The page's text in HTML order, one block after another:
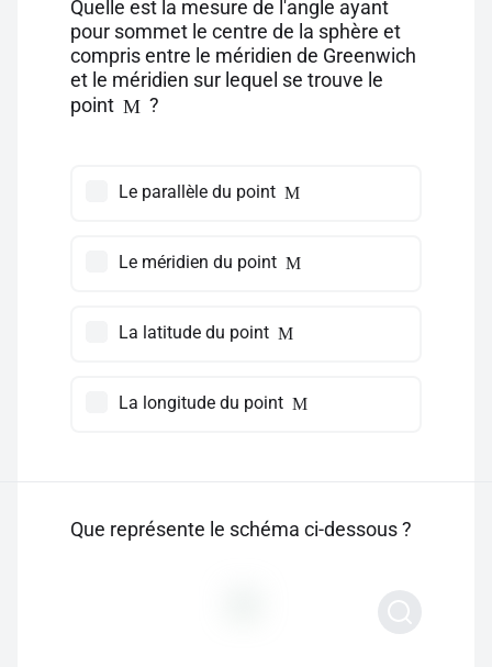
Quelle est la mesure de l'angle ayant
pour sommet le centre de la sphère et
compris entre le méridien de Greenwich
et le méridien sur lequel se trouve le
point M ?
Le parallèle du point M
Le méridien du point M
La latitude du point M
La longitude du point M
Que représente le schéma ci-dessous ?